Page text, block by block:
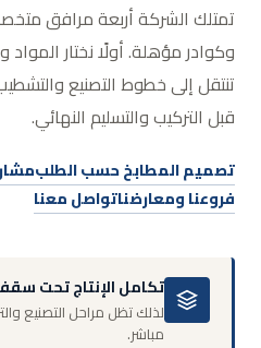
تمتلك الشركة أربعة مرافق
وكوادر مؤهلة. أولًا نختار
تنتقل إلى خطوط التصنيع
قبل التركيب والتسليم النهائي.
تصميم المطابخ حسب الطلب
فروعنا ومعارضناتواصل معنا
تكامل الإنتاج تحت
لذلك تظل مراحل التصنيع
مباشر.